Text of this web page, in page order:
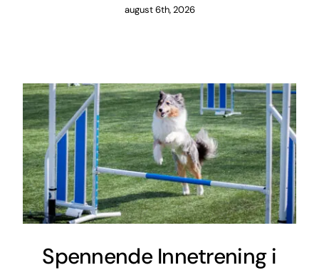
august 6th, 2026
Spennende Innetrening i